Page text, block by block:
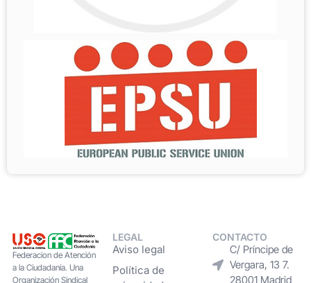
Federacion de Atención
a la Ciudadanía. Una
Organización Sindical
LEGAL
Aviso legal
Política de
CONTACTO
C/ Príncipe de
Vergara, 13 7.
28001 Madrid